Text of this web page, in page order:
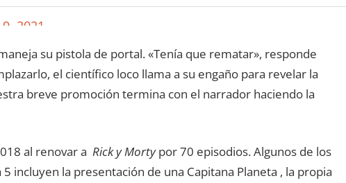
2021
su pistola de portal. «Tenía que rematar», responde
el científico loco llama a su engaño para revelar la
breve promoción termina con el narrador haciendo la
al renovar a Rick y Mortypor 70 episodios. Algunos de los
incluyen la presentación de una Capitana Planeta , la propia